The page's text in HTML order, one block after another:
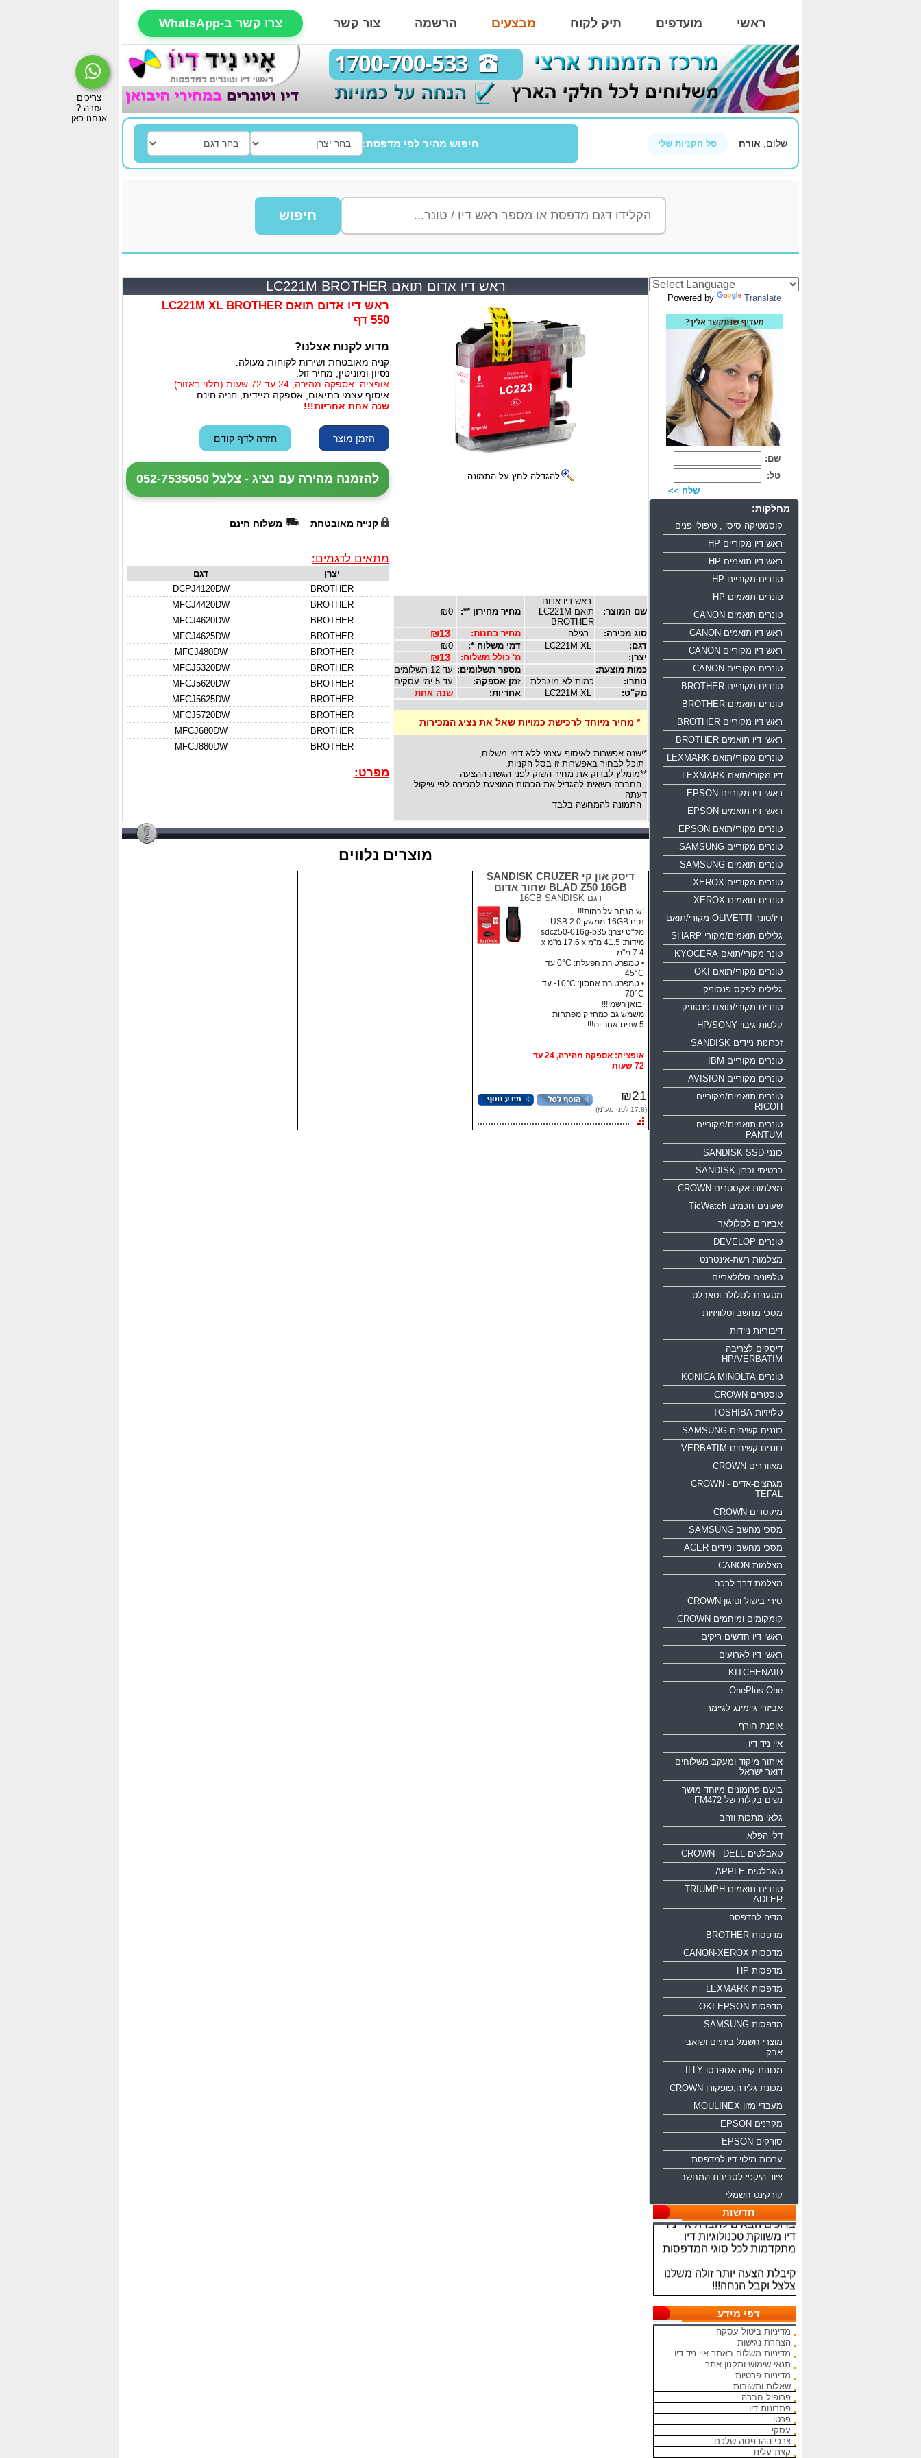
ראשי מועדפים תיק לקוח מבצעים הרשמה צור קשר צרו קשר ב-WhatsApp
שלום, אורח סל הקניות שלי חיפוש מהיר לפי מדפסת:
חיפוש
ראש דיו אדום תואם LC221M BROTHER
להגדלה לחץ על התמונה
שם המוצר:
ראש דיו אדום
תואם LC221M
BROTHER
מחיר מחירון **: ₪0
סוג מכירה: רגילה מחיר בחנות:
דגם: דמי משלוח *:
יצרן:
מ' כולל משלוח:
כמות מוצעת: מספר תשלומים: עד 12 תשלומים
נותרו:
כמות לא מוגבלת זמן אספקה:
עד 5 ימי עסקים
מק"ט:
אחריות: שנה אחת
* מחיר מיוחד לרכישת כמויות שאל את נציג המכירות
*ישנה אפשרות לאיסוף עצמי ללא דמי משלוח,
תוכל לבחור באפשרות זו בסל הקניות.
**מומלץ לבדוק את מחיר השוק לפני הגשת ההצעה
החברה רשאית להגדיל את הכמות המוצעת למכירה לפי שיקול
דעתה
התמונה להמחשה בלבד
ראש דיו אדום תואם LC221M XL BROTHER
550 דף
מדוע לקנות אצלנו?
קניה מאובטחת ושירות לקוחות מעולה.
נסיון ומוניטין, מחיר זול.
אופציה: אספקה מהירה, 24 עד 72 שעות (תלוי באזור)
איסוף עצמי בתיאום, אספקה מיידית, חניה חינם
שנה אחת אחריות!!!
להזמנה מהירה עם נציג - צלצל 052-7535050
קנייה מאובטחת משלוח חינם
מתאים לדגמים:
יצרן
דגם
BROTHER
DCPJ4120DW
BROTHER
MFCJ4420DW
BROTHER
MFCJ4620DW
BROTHER
MFCJ4625DW
BROTHER
MFCJ480DW
BROTHER
MFCJ5320DW
BROTHER
MFCJ5620DW
BROTHER
MFCJ5625DW
BROTHER
MFCJ5720DW
BROTHER
MFCJ680DW
BROTHER
MFCJ880DW
מפרט:
מוצרים נלווים
דיסק און קי SANDISK CRUZER
BLAD Z50 16GB שחור אדום
דגם 16GB SANDISK
יש הנחה על כמות!!!
נפח 16GB ממשק USB 2.0
מק"ט יצרן: sdcz50-016g-b35
מידות: ‏41.5 מ"מ x ‏17.6 מ"מ x
• טמפרטורת הפעלה: ‏0°C עד
45°C
• טמפרטורת אחסון:‏ 10°C- עד
70°C
יבואן רשמי!!!
משמש גם כמחזיק מפתחות
5 שנים אחריות!!!
אופציה: אספקה מהירה, 24 עד
72 שעות
₪21
(17.8 לפני מע"מ)
Powered by Translate
שם:
טל:
שלח >>
מחלקות:
קוסמטיקה סיסי , טיפולי פנים
ראש דיו מקוריים HP
ראש דיו תואמים HP
טונרים מקוריים HP
טונרים תואמים HP
טונרים תואמים CANON
ראש דיו תואמים CANON
ראש דיו מקוריים CANON
טונרים מקוריים CANON
טונרים מקוריים BROTHER
טונרים תואמים BROTHER
ראש דיו מקוריים BROTHER
ראשי דיו תואמים BROTHER
טונרים מקורי/תואם LEXMARK
דיו מקורי/תואם LEXMARK
ראשי דיו מקוריים EPSON
ראשי דיו תואמים EPSON
טונרים מקורי/תואם EPSON
טונרים מקוריים SAMSUNG
טונרים תואמים SAMSUNG
טונרים מקוריים XEROX
טונרים תואמים XEROX
דיו/טונר OLIVETTI מקורי/תואם
גלילים תואמים/מקורי SHARP
טונר מקורי/תואם KYOCERA
טונרים מקורי/תואם OKI
גלילים לפקס פנסוניק
טונרים מקורי/תואם פנסוניק
קלטות גיבוי HP/SONY
זכרונות ניידים SANDISK
טונרים מקוריים IBM
טונרים מקוריים AVISION
טונרים תואמים/מקוריים
RICOH
טונרים תואמים/מקוריים
PANTUM
כונני SANDISK SSD
כרטיסי זכרון SANDISK
מצלמות אקסטרים CROWN
שעונים חכמים TicWatch
אביזרים לסלולאר
טונרים DEVELOP
מצלמות רשת-אינטרנט
טלפונים סלולאריים
מטענים לסלולר וטאבלט
מסכי מחשב וטלוויזיות
דיבוריות ניידות
דיסקים לצריבה
HP/VERBATIM
טונרים KONICA MINOLTA
טוסטרים CROWN
טלויזיות TOSHIBA
כוננים קשיחים SAMSUNG
כוננים קשיחים VERBATIM
מאווררים CROWN
מגהצים-אדים CROWN -
TEFAL
מיקסרים CROWN
מסכי מחשב SAMSUNG
מסכי מחשב וניידים ACER
מצלמות CANON
מצלמת דרך לרכב
סירי בישול וטיגון CROWN
קומקומים ומיחמים CROWN
ראשי דיו חדשים ריקים
ראשי דיו לארועים
KITCHENAID
OnePlus One
אביזרי גיימינג לגיימר
אופנת חורף
איי ניד דיו
איתור מיקוד ומעקב משלוחים
דואר ישראל
בושם פרומונים מיוחד מושך
נשים בקלות של FM472
גלאי מתכות וזהב
דלי הפלא
טאבלטים CROWN - DELL
טאבלטים APPLE
טונרים תואמים TRIUMPH
ADLER
מדיה להדפסה
מדפסות BROTHER
מדפסות CANON-XEROX
מדפסות HP
מדפסות LEXMARK
מדפסות OKI-EPSON
מדפסות SAMSUNG
מוצרי חשמל ביתיים ושואבי
אבק
מכונות קפה אספרסו ILLY
מכונת גלידה,פופקורן CROWN
מעבדי מזון MOULINEX
מקרנים EPSON
סורקים EPSON
ערכות מילוי דיו למדפסת
ציוד היקפי לסביבת המחשב
קורקינט חשמלי
חדשות
ברוכים הבאים לחברת איי ניד
דיו משווקת טכנולוגיות דיו
מתקדמות לכל סוגי המדפסות
צלצל וקבל הנחה!!!
מתחייבים להיות הכי זולים
בארץ בראשי הדיו והטונרים
התואמים, יש אפשרות למשלוח
מהיום להיום
המחירים באתר אינם סופיים,יש
הנחה על קניה כמותית פרטים
במרכז ההזמנות
מאמינים אך ורק ביחס אישי
הוגן ובהקשבה
ללקוחות.בזכותכם הצלחתנו
דפי מידע
מדיניות ביטול עסקה
הצהרת נגישות
מדיניות משלוח באתר איי ניד דיו
תנאי שימוש ותקנון אתר
מדיניות פרטיות
שאלות ותשובות
פרופיל חברה
פתרונות דיו
פרטי
עסקי
צרכי ההדפסה שלכם
קצת עלינו..